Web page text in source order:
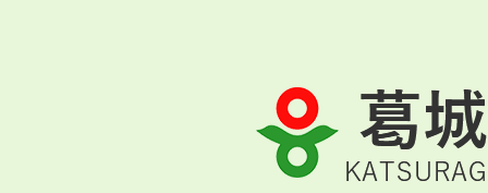
葛
城
市